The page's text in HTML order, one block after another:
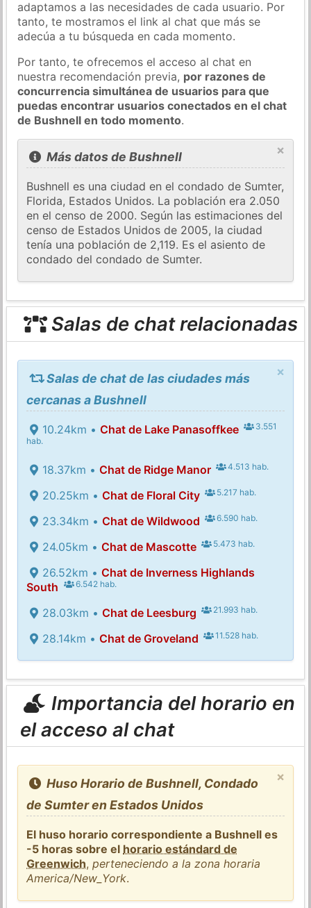
adaptamos a las necesidades de cada usuario. Por
tanto, te mostramos el link al chat que más se
adecúa a tu búsqueda en cada momento.
Por tanto, te ofrecemos el acceso al chat en
nuestra recomendación previa, por razones de
concurrencia simultánea de usuarios para que
puedas encontrar usuarios conectados en el chat
de Bushnell en todo momento.
×
Más datos de Bushnell
Bushnell es una ciudad en el condado de Sumter,
Florida, Estados Unidos. La población era 2.050
en el censo de 2000. Según las estimaciones del
censo de Estados Unidos de 2005, la ciudad
tenía una población de 2,119. Es el asiento de
condado del condado de Sumter.
Salas de chat relacionadas
×
Salas de chat de las ciudades más
cercanas a Bushnell
10.24km • Chat de Lake Panasoffkee
3.551
hab.
18.37km • Chat de Ridge Manor 4.513 hab.
20.25km • Chat de Floral City 5.217 hab.
23.34km • Chat de Wildwood 6.590 hab.
24.05km • Chat de Mascotte 5.473 hab.
26.52km • Chat de Inverness Highlands
South
6.542 hab.
28.03km • Chat de Leesburg 21.993 hab.
28.14km • Chat de Groveland 11.528 hab.
Importancia del horario en
el acceso al chat
×
Huso Horario de Bushnell, Condado
de Sumter en Estados Unidos
El huso horario correspondiente a Bushnell es
-5 horas sobre el horario estándard de
Greenwich,perteneciendo a la zona horaria
America/New_York.